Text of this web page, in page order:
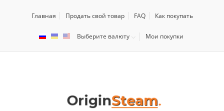
Главная Продать свой товар FAQ Как покупать
Выберите валюту Мои покупки